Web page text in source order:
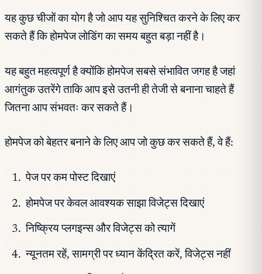
यह कुछ चीजों का योग है जो आप यह सुनिश्चित करने के लिए कर
सकते हैं कि होमपेज लोडिंग का समय बहुत बड़ा नहीं है।
यह बहुत महत्वपूर्ण है क्योंकि होमपेज सबसे संभावित जगह है जहां
आगंतुक उतरेंगे ताकि आप इसे उतनी ही तेजी से बनाना चाहते हैं
जितना आप संभवतः कर सकते हैं।
होमपेज को बेहतर बनाने के लिए आप जो कुछ कर सकते हैं, वे हैं:
पेज पर कम पोस्ट दिखाएं
होमपेज पर केवल आवश्यक साझा विजेट्स दिखाएं
निष्क्रिय प्लगइन्स और विजेट्स को त्यागें
न्यूनतम रहें, सामग्री पर ध्यान केंद्रित करें, विजेट्स नहीं